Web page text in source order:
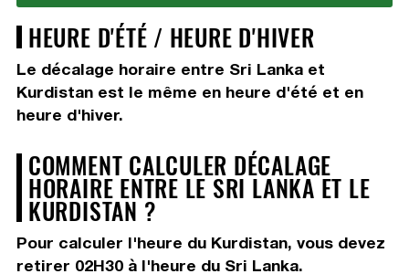
HEURE D'ÉTÉ / HEURE D'HIVER
Le décalage horaire entre Sri Lanka et
Kurdistan est le même en heure d'été et en
heure d'hiver.
COMMENT CALCULER DÉCALAGE
HORAIRE ENTRE LE SRI LANKA ET LE
KURDISTAN ?
Pour calculer l'heure du Kurdistan, vous devez
retirer 02H30à l'heure du Sri Lanka.